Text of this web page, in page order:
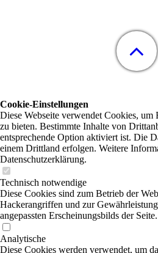
Cookie-Einstellungen
Diese Webseite verwendet Cookies,
zu bieten. Bestimmte Inhalte von
entsprechende Option aktiviert ist. Die
einem Drittland erfolgen. Weitere
Datenschutzerklärung.
Technisch notwendige
Diese Cookies sind zum Betrieb der
Hackerangriffen und zur
angepassten Erscheinungsbilds der Seite.
Analytische
Diese Cookies werden verwendet, um